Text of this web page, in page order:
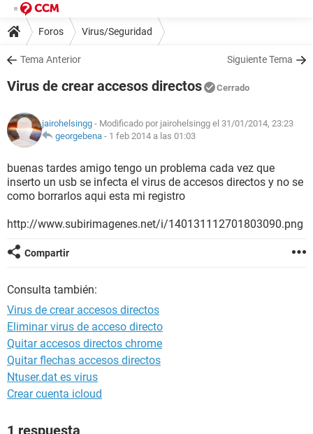
Foros Virus/Seguridad
Tema Anterior Siguiente Tema
Virus de crear accesos directos Cerrado
jairohelsingg - Modificado por jairohelsingg el 31/01/2014, 23:23
georgebena - 1 feb 2014 a las 01:03
buenas tardes amigo tengo un problema cada vez que
inserto un usb se infecta el virus de accesos directos y no se
como borrarlos aqui esta mi registro
http://www.subirimagenes.net/i/140131112701803090.png
Compartir
Consulta también:
Virus de crear accesos directos
Eliminar virus de acceso directo
Quitar accesos directos chrome
Quitar flechas accesos directos
Ntuser.dat es virus
Crear cuenta icloud
1 respuesta